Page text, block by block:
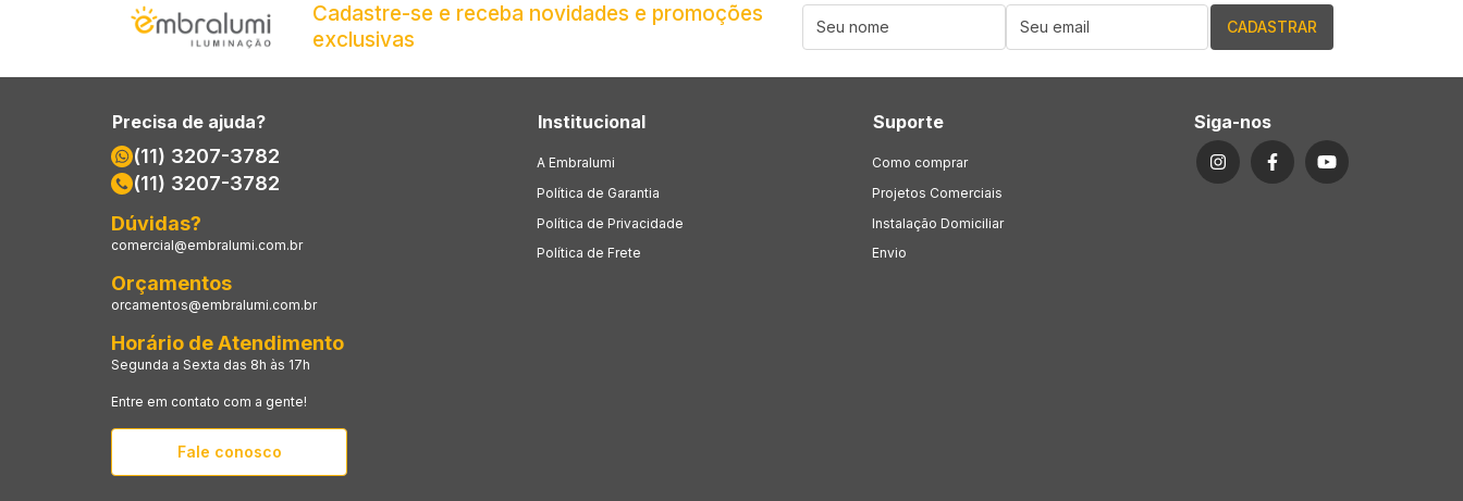
Cadastre-se e receba novidades e promoções
exclusivas
Precisa de ajuda?
(11) 3207-3782
(11) 3207-3782
Dúvidas?
comercial@embralumi.com.br
Orçamentos
orcamentos@embralumi.com.br
Horário de Atendimento
Segunda a Sexta das 8h às 17h
Entre em contato com a gente!
Fale conosco
Institucional
A Embralumi
Política de Garantia
Política de Privacidade
Política de Frete
Suporte
Como comprar
Projetos Comerciais
Instalação Domiciliar
Envio
Siga-nos